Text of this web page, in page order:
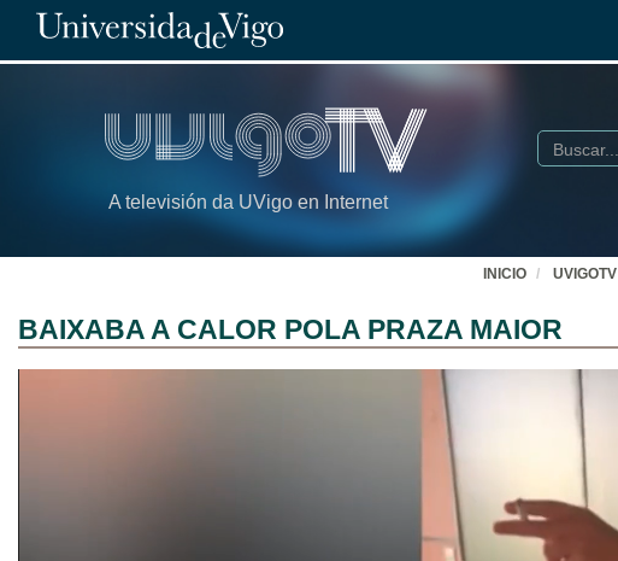
A televisión da UVigo en Internet
Buscar
INICIO UVIGOTV
BAIXABA A CALOR POLA PRAZA MAIOR